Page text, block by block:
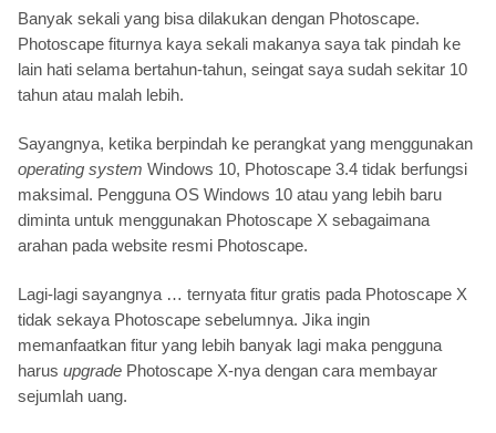
Banyak sekali yang bisa dilakukan dengan Photoscape.
Photoscape fiturnya kaya sekali makanya saya tak pindah ke
lain hati selama bertahun-tahun, seingat saya sudah sekitar 10
tahun atau malah lebih.
Sayangnya, ketika berpindah ke perangkat yang menggunakan
operating system Windows 10, Photoscape 3.4 tidak berfungsi
maksimal. Pengguna OS Windows 10 atau yang lebih baru
diminta untuk menggunakan Photoscape X sebagaimana
arahan pada website resmi Photoscape.
Lagi-lagi sayangnya … ternyata fitur gratis pada Photoscape X
tidak sekaya Photoscape sebelumnya. Jika ingin
memanfaatkan fitur yang lebih banyak lagi maka pengguna
harus upgrade Photoscape X-nya dengan cara membayar
sejumlah uang.